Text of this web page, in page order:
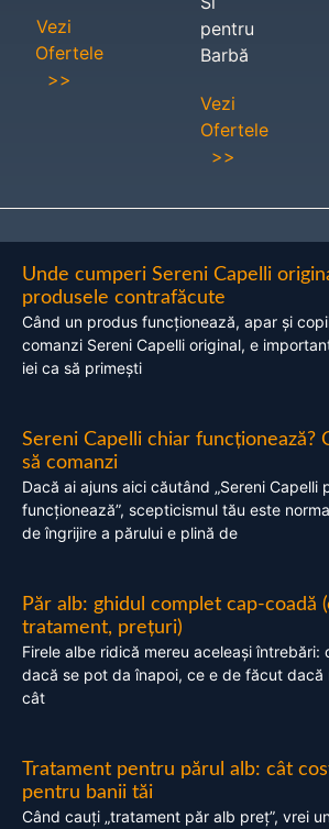
Vezi
Ofertele
>>
pentru
Barbă
Vezi
Ofertele
>>
Unde cumperi Sereni Capelli
produsele contrafăcute
Când un produs funcționează, apar și
comanzi Sereni Capelli original, e
iei ca să primești
Sereni Capelli chiar funcționează?
să comanzi
Dacă ai ajuns aici căutând „Sereni Capelli
funcționează”, scepticismul tău este
de îngrijire a părului e plină de
Păr alb: ghidul complet cap-coadă
tratament, prețuri)
Firele albe ridică mereu aceleași întrebări:
dacă se pot da înapoi, ce e de făcut dacă
cât
Tratament pentru părul alb: cât
pentru banii tăi
Când cauți „tratament păr alb preț”, vrei